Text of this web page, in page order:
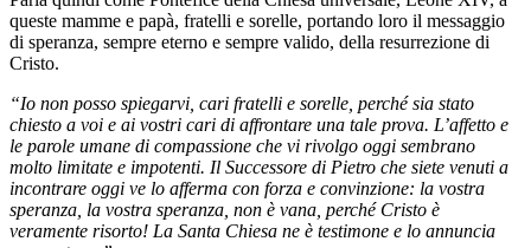
queste mamme e papà, fratelli e sorelle, portando loro il messaggio
di speranza, sempre eterno e sempre valido, della resurrezione di
Cristo.
“Io non posso spiegarvi, cari fratelli e sorelle, perché sia stato
chiesto a voi e ai vostri cari di affrontare una tale prova. L’affetto e
le parole umane di compassione che vi rivolgo oggi sembrano
molto limitate e impotenti. Il Successore di Pietro che siete venuti a
incontrare oggi ve lo afferma con forza e convinzione: la vostra
speranza, la vostra speranza, non è vana, perché Cristo è
veramente risorto! La Santa Chiesa ne è testimone e lo annuncia